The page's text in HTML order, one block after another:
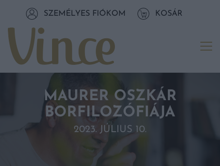
Tovább a tartalomhozSZEMÉLYES FIÓKOM KOSÁR
MAURER OSZKÁR
BORFILOZÓFIÁJA
2023. JÚLIUS 10.